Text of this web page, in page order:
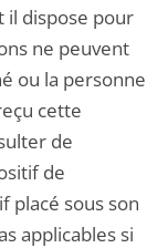
il dispose pour
ne peuvent
ou la personne
cette
de
de
placé sous son
applicables si